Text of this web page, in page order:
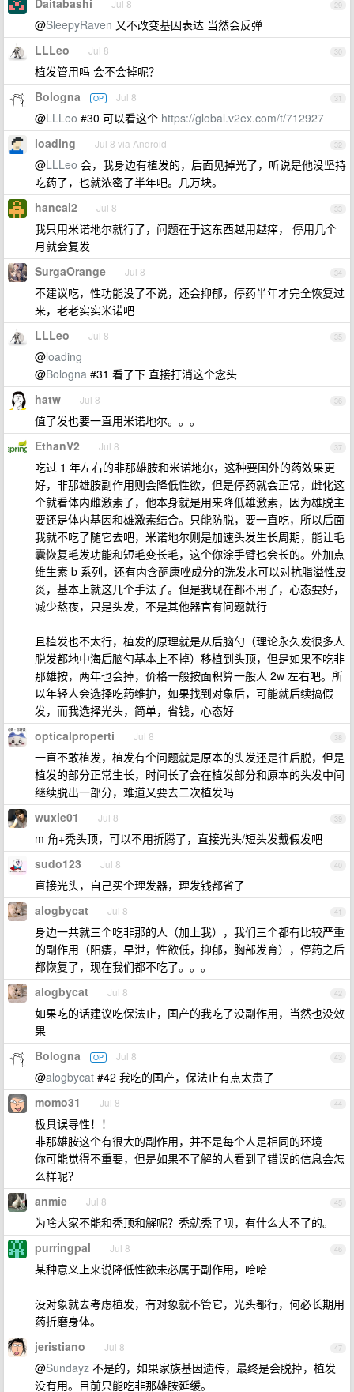
29
Daitabashi Jul 8
@SleepyRaven 又不改变基因表达 当然会反弹
30
LLLeo Jul 8
植发管用吗 会不会掉呢？
31
Bologna OP Jul 8
@LLLeo #30 可以看这个 https://global.v2ex.com/t/712927
32
loading Jul 8 via Android
@LLLeo 会，我身边有植发的，后面见掉光了，听说是他没坚持
吃药了，也就浓密了半年吧。几万块。
33
hancai2 Jul 8
我只用米诺地尔就行了，问题在于这东西越用越痒， 停用几个
月就会复发
34
SurgaOrange Jul 8
不建议吃，性功能没了不说，还会抑郁，停药半年才完全恢复过
来，老老实实米诺吧
35
LLLeo Jul 8
@loading
@Bologna #31 看了下 直接打消这个念头
36
hatw Jul 8
值了发也要一直用米诺地尔。。。
37
EthanV2 Jul 8
吃过 1 年左右的非那雄胺和米诺地尔，这种要国外的药效果更
好，非那雄胺副作用则会降低性欲，但是停药就会正常，雌化这
个就看体内雌激素了，他本身就是用来降低雄激素，因为雄脱主
要还是体内基因和雄激素结合。只能防脱，要一直吃，所以后面
我就不吃了随它去吧，米诺地尔则是加速头发生长周期，能让毛
囊恢复毛发功能和短毛变长毛，这个你涂手臂也会长的。外加点
维生素 b 系列，还有内含酮康唑成分的洗发水可以对抗脂溢性皮
炎，基本上就这几个手法了。但是我现在都不用了，心态要好，
减少熬夜，只是头发，不是其他器官有问题就行
且植发也不太行，植发的原理就是从后脑勺（理论永久发很多人
脱发都地中海后脑勺基本上不掉）移植到头顶，但是如果不吃非
那雄按，两年也会掉，价格一般按面积算一般人 2w 左右吧。所
以年轻人会选择吃药维护，如果找到对象后，可能就后续搞假
发，而我选择光头，简单，省钱，心态好
38
opticalproperti Jul 8
一直不敢植发，植发有个问题就是原本的头发还是往后脱，但是
植发的部分正常生长，时间长了会在植发部分和原本的头发中间
继续脱出一部分，难道又要去二次植发吗
39
wuxie01 Jul 8
m 角+秃头顶，可以不用折腾了，直接光头/短头发戴假发吧
40
sudo123 Jul 8
直接光头，自己买个理发器，理发钱都省了
41
alogbycat Jul 8
身边一共就三个吃非那的人（加上我），我们三个都有比较严重
的副作用（阳痿，早泄，性欲低，抑郁，胸部发育），停药之后
都恢复了，现在我们都不吃了。。。
42
alogbycat Jul 8
如果吃的话建议吃保法止，国产的我吃了没副作用，当然也没效
果
43
Bologna OP Jul 8
@alogbycat #42 我吃的国产，保法止有点太贵了
44
momo31 Jul 8
极具误导性！！
非那雄胺这个有很大的副作用，并不是每个人是相同的环境
你可能觉得不重要，但是如果不了解的人看到了错误的信息会怎
么样呢？
45
anmie Jul 8
为啥大家不能和秃顶和解呢？秃就秃了呗，有什么大不了的。
46
purringpal Jul 8
某种意义上来说降低性欲未必属于副作用，哈哈
没对象就去考虑植发，有对象就不管它，光头都行，何必长期用
药折磨身体。
47
jeristiano Jul 8
@Sundayz 不是的，如果家族基因遗传，最终是会脱掉，植发
没有用。目前只能吃非那雄胺延缓。